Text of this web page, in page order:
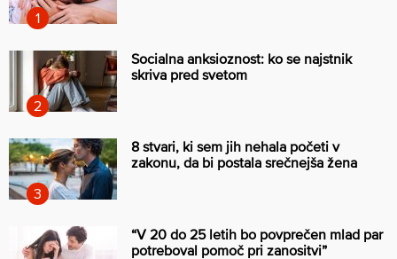
Socialna anksioznost: ko se najstnik
skriva pred svetom
8 stvari, ki sem jih nehala početi v
zakonu, da bi postala srečnejša žena
“V 20 do 25 letih bo povprečen mlad par
potreboval pomoč pri zanositvi”